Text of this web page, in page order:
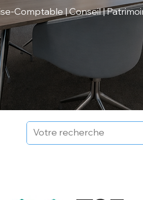
Comptable | Conseil |